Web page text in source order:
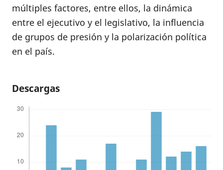
múltiples factores, entre ellos, la dinámica
entre el ejecutivo y el legisla­tivo, la influencia
de grupos de presión y la polarización política
en el país.
Descargas